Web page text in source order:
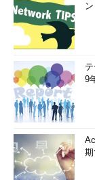
9